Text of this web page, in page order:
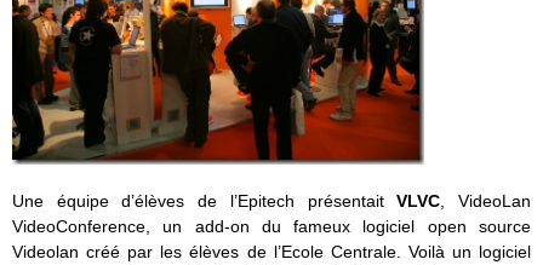
Une équipe d’élèves de l’Epitech présentaitVLVC , VideoLan
VideoConference, un add-on du fameux logiciel open source
Videolan créé par les élèves de l’Ecole Centrale. Voilà un logiciel